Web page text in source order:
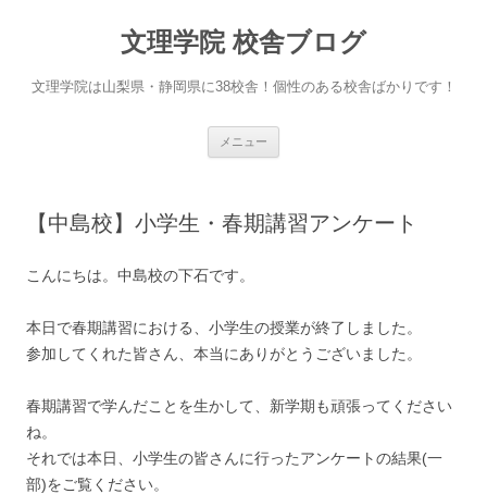
文理学院 校舎ブログ
文理学院は山梨県・静岡県に38校舎！個性のある校舎ばかりです！
メニュー
へ
ス
【中島校】小学生・春期講習アンケート
こんにちは。中島校の下石です。
本日で春期講習における、小学生の授業が終了しました。
参加してくれた皆さん、本当にありがとうございました。
春期講習で学んだことを生かして、新学期も頑張ってください
ね。
それでは本日、小学生の皆さんに行ったアンケートの結果(一
部)をご覧ください。